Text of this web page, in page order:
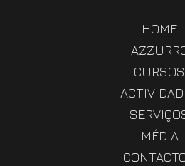
HOME
CURSOS
MÉDIA